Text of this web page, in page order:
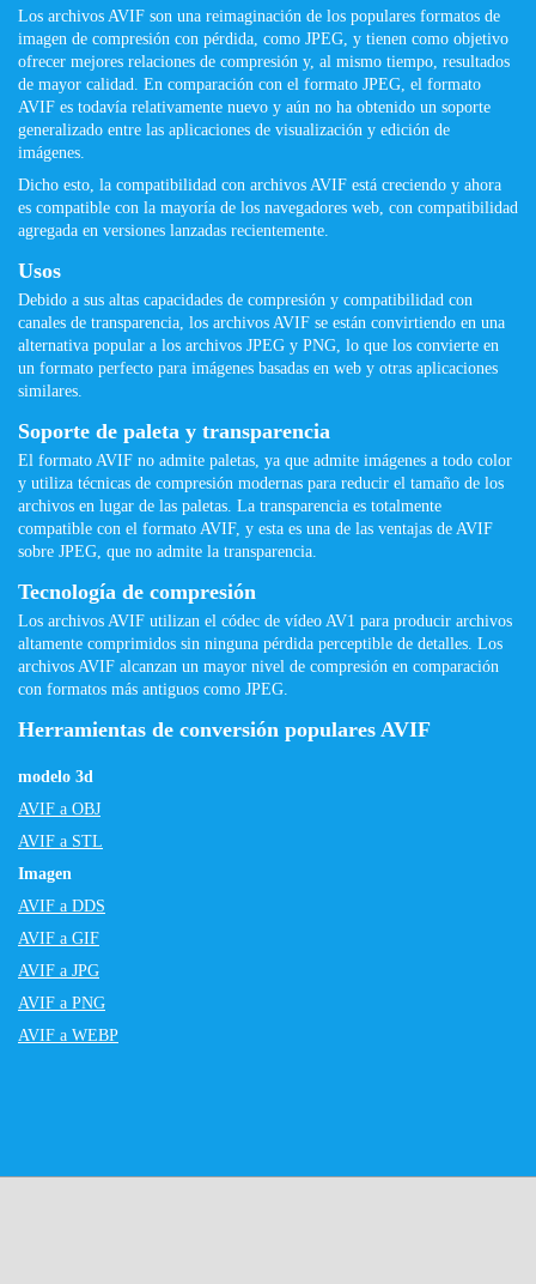
Los archivos AVIF son ​​una reimaginación de los populares formatos de
imagen de compresión con pérdida, como JPEG, y tienen como objetivo
ofrecer mejores relaciones de compresión y, al mismo tiempo, resultados
de mayor calidad. En comparación con el formato JPEG, el formato
AVIF es todavía relativamente nuevo y aún no ha obtenido un soporte
generalizado entre las aplicaciones de visualización y edición de
imágenes.
Dicho esto, la compatibilidad con archivos AVIF está creciendo y ahora
es compatible con la mayoría de los navegadores web, con compatibilidad
agregada en versiones lanzadas recientemente.
Usos
Debido a sus altas capacidades de compresión y compatibilidad con
canales de transparencia, los archivos AVIF se están convirtiendo en una
alternativa popular a los archivos JPEG y PNG, lo que los convierte en
un formato perfecto para imágenes basadas en web y otras aplicaciones
similares.
Soporte de paleta y transparencia
El formato AVIF no admite paletas, ya que admite imágenes a todo color
y utiliza técnicas de compresión modernas para reducir el tamaño de los
archivos en lugar de las paletas. La transparencia es totalmente
compatible con el formato AVIF, y esta es una de las ventajas de AVIF
sobre JPEG, que no admite la transparencia.
Tecnología de compresión
Los archivos AVIF utilizan el códec de vídeo AV1 para producir archivos
altamente comprimidos sin ninguna pérdida perceptible de detalles. Los
archivos AVIF alcanzan un mayor nivel de compresión en comparación
con formatos más antiguos como JPEG.
Herramientas de conversión populares AVIF
modelo 3d
AVIF a OBJ
AVIF a STL
Imagen
AVIF a DDS
AVIF a GIF
AVIF a JPG
AVIF a PNG
AVIF a WEBP